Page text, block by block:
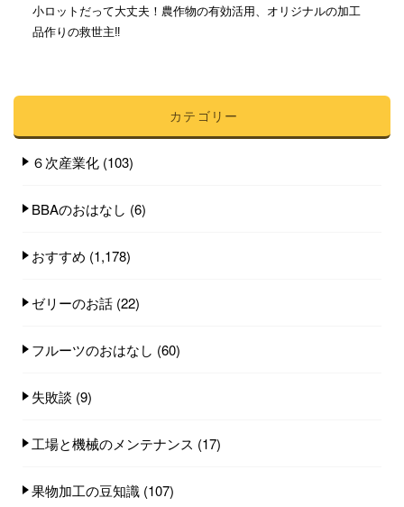
小ロットだって大丈夫！農作物の有効活用、オリジナルの加工
品作りの救世主‼︎
カテゴリー
６次産業化 (103)
BBAのおはなし (6)
おすすめ (1,178)
ゼリーのお話 (22)
フルーツのおはなし (60)
失敗談 (9)
工場と機械のメンテナンス (17)
果物加工の豆知識 (107)